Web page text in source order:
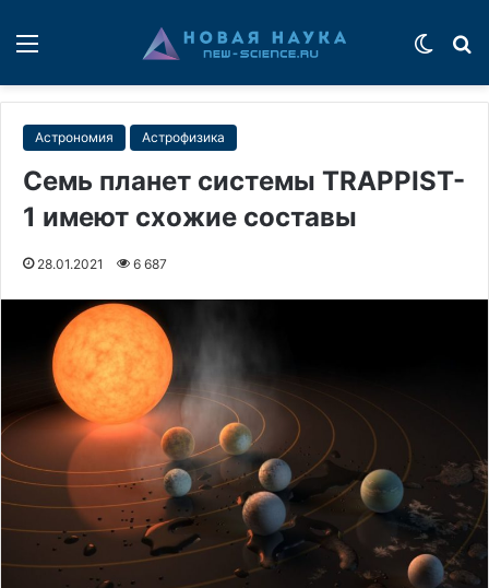
Астрономия Астрофизика
Семь планет системы TRAPPIST-
1 имеют схожие составы
28.01.2021 6 687